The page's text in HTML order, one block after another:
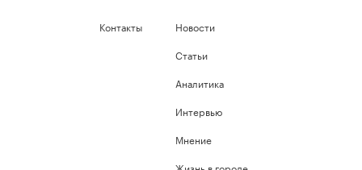
Контакты
Новости
Статьи
Аналитика
Интервью
Мнение